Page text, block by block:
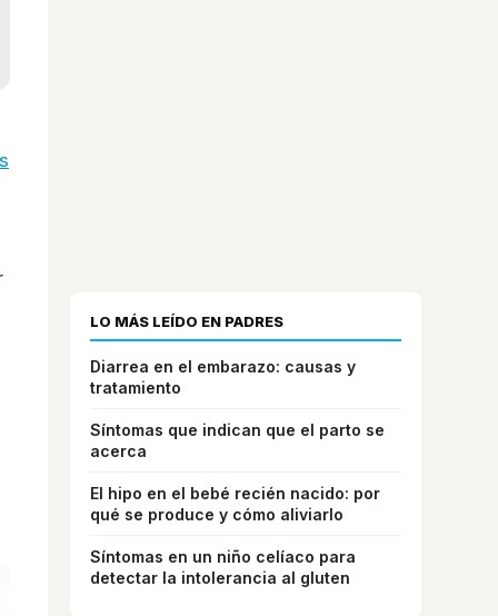
LO MÁS LEÍDO EN PADRES
Diarrea en el embarazo: causas y
tratamiento
Síntomas que indican que el parto se
acerca
El hipo en el bebé recién nacido: por
qué se produce y cómo aliviarlo
Síntomas en un niño celíaco para
detectar la intolerancia al gluten